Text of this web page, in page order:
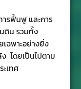
รฟื้นฟู และการ
ดิน รวมทั้ง
ฉพาะอย่างยิ่ง
โดยเป็นไปตาม
เทศ